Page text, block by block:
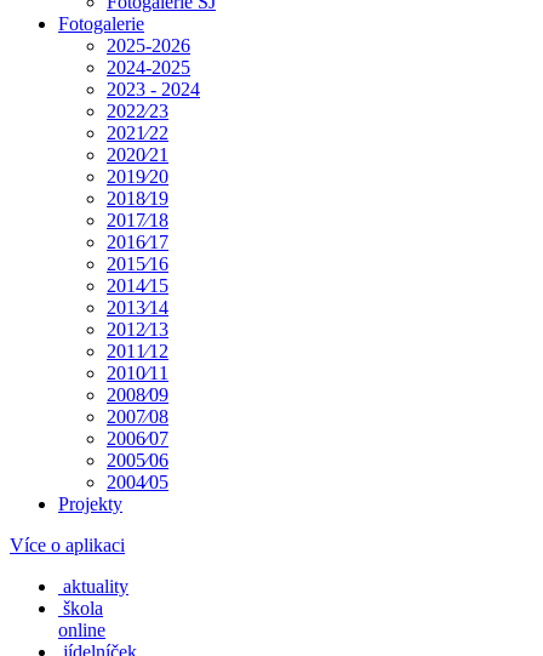
Fotogalerie
2025-2026
2024-2025
2023 - 2024
2022⁄23
2021⁄22
2020⁄21
2019⁄20
2018⁄19
2017⁄18
2016⁄17
2015⁄16
2014⁄15
2013⁄14
2012⁄13
2011⁄12
2010⁄11
2008⁄09
2007⁄08
2006⁄07
2005⁄06
2004⁄05
Projekty
Více o aplikaci
aktuality
škola
online
jídelníček